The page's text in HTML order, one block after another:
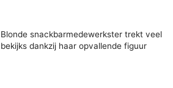
Blonde snackbarmedewerkster trekt veel
bekijks dankzij haar opvallende figuur